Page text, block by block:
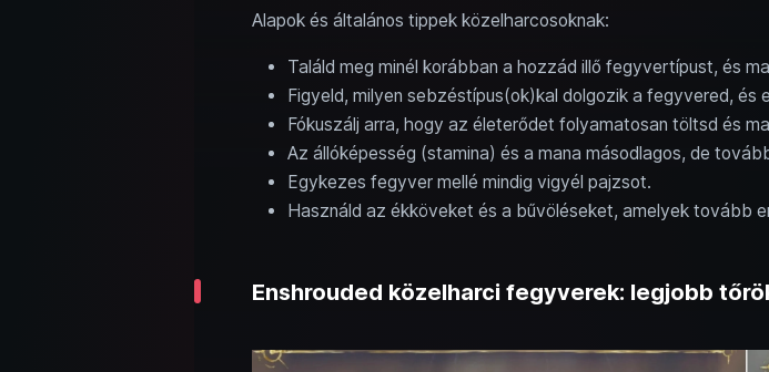
Alapok és általános tippek közelharcosoknak:
Találd meg minél korábban a hozzád illő fegyvertípust, és
Figyeld, milyen sebzéstípus(ok)kal dolgozik a fegyvered, és
Fókuszálj arra, hogy az életerődet folyamatosan töltsd és
Az állóképesség (stamina) és a mana másodlagos, de
Egykezes fegyver mellé mindig vigyél pajzsot.
Használd az ékköveket és a bűvöléseket, amelyek tovább
Enshrouded közelharci fegyverek: legjobb